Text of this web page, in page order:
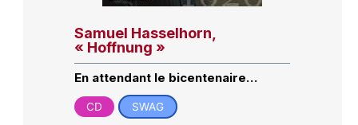
Samuel Hasselhorn,
« Hoffnung »
En attendant le bicentenaire…
CD SWAG